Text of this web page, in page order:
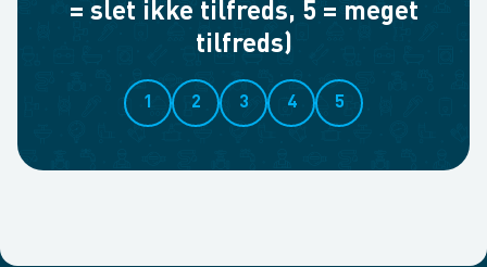
= slet ikke tilfreds, 5 = meget
tilfreds)
1 2 3 4 5